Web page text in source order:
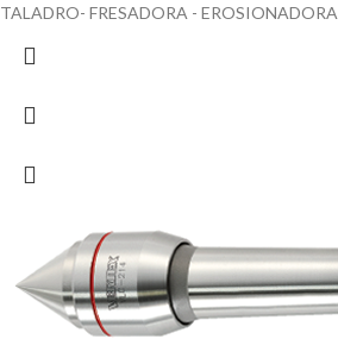
TALADRO- FRESADORA - EROSIONADORA